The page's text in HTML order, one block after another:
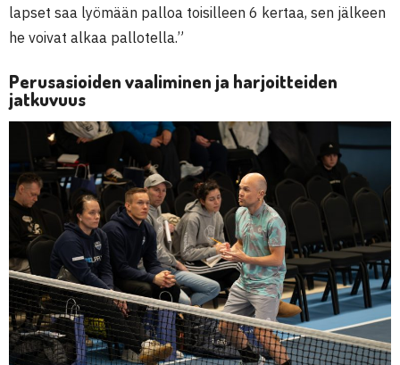
lapset saa lyömään palloa toisilleen 6 kertaa, sen jälkeen
he voivat alkaa pallotella.”
Perusasioiden vaaliminen ja harjoitteiden
jatkuvuus